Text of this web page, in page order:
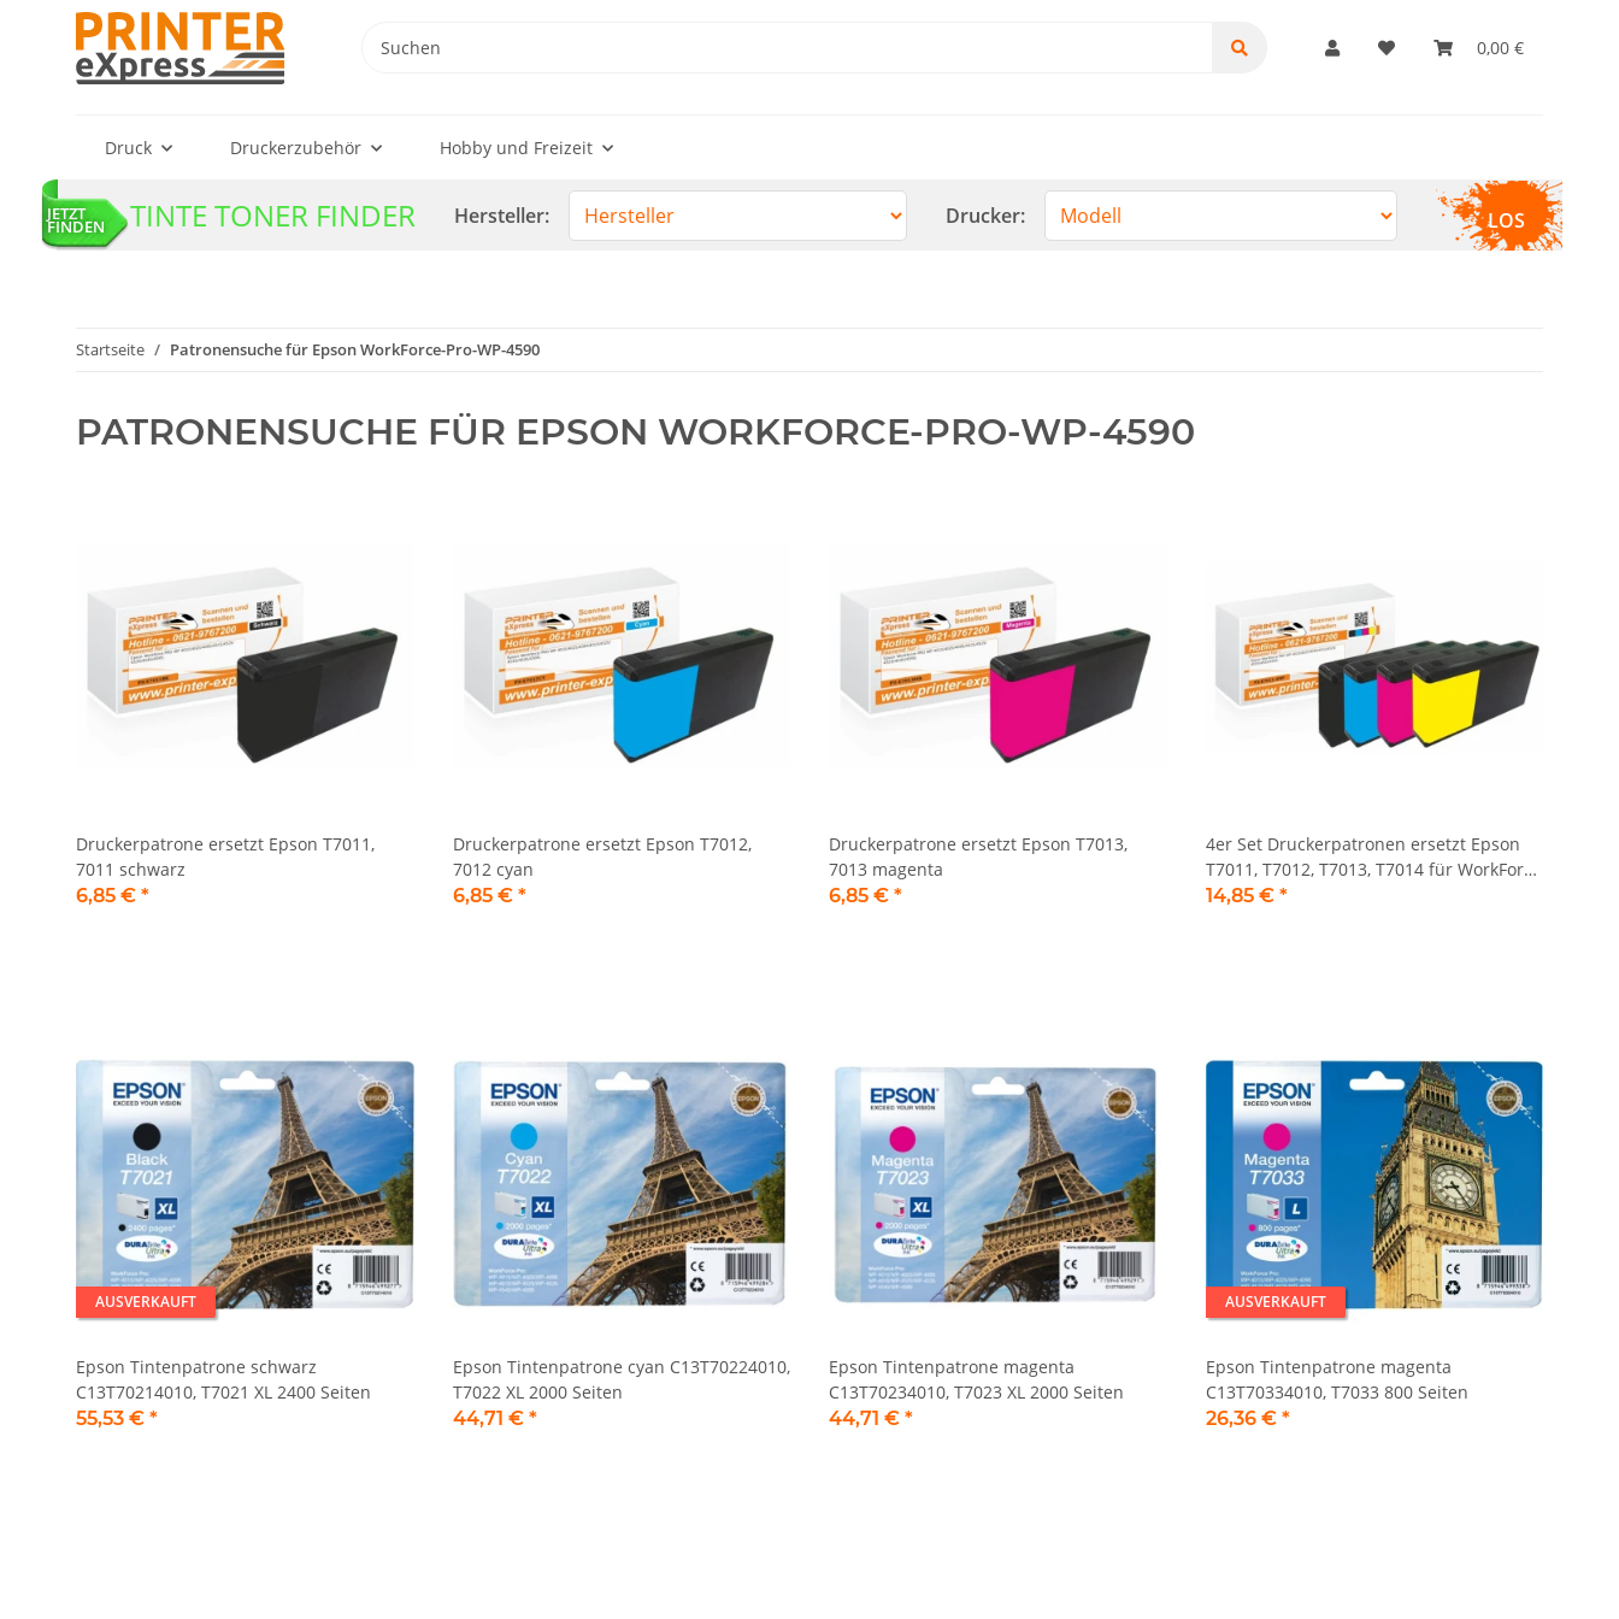
0,00 €
Druck Druckerzubehör Hobby und Freizeit
JETZT
FINDEN TINTE TONER FINDER Hersteller: Drucker: LOS
Startseite Patronensuche für Epson WorkForce-Pro-WP-4590
PATRONENSUCHE FÜR EPSON WORKFORCE-PRO-WP-4590
Druckerpatrone ersetzt Epson T7011,
7011 schwarz
6,85 € *
Druckerpatrone ersetzt Epson T7012,
7012 cyan
6,85 € *
Druckerpatrone ersetzt Epson T7013,
7013 magenta
6,85 € *
4er Set Druckerpatronen ersetzt Epson
T7011, T7012, T7013, T7014 für WorkForce
Drucker
14,85 € *
AUSVERKAUFT
Epson Tintenpatrone schwarz
C13T70214010, T7021 XL 2400 Seiten
55,53 € *
Epson Tintenpatrone cyan C13T70224010,
T7022 XL 2000 Seiten
44,71 € *
Epson Tintenpatrone magenta
C13T70234010, T7023 XL 2000 Seiten
44,71 € *
AUSVERKAUFT
Epson Tintenpatrone magenta
C13T70334010, T7033 800 Seiten
26,36 € *